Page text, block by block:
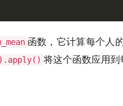
函数，它计算每个人
将这个函数应用到